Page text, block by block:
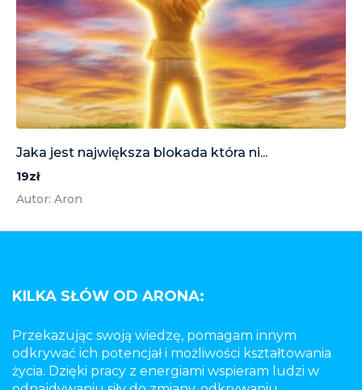
Jaka jest największa blokada która ni...
19zł
Autor: Aron
KILKA SŁÓW OD ARONA:
Przekazując swoją wiedzę, pomagam innym
odkrywać ich potencjał i możliwości kształtowania
życia. Dzięki pracy z energiami wspieram ludzi w